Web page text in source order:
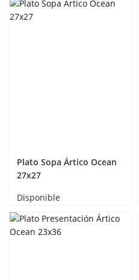
Plato Sopa Ártico Ocean
27x27
Disponible